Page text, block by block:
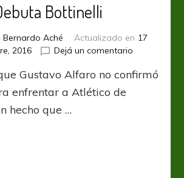
Bottinelli
Bernardo Aché Actualizado en 17
2016
Dejá un comentario
Bottinelli
Gustavo Alfaro no confirmó
enfrentar a Atlético de
hecho que …